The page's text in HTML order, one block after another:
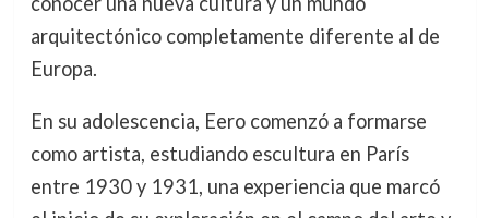
arquitectónico completamente diferente al de
Europa.
En su adolescencia, Eero comenzó a formarse
como artista, estudiando escultura en París
entre 1930 y 1931, una experiencia que marcó